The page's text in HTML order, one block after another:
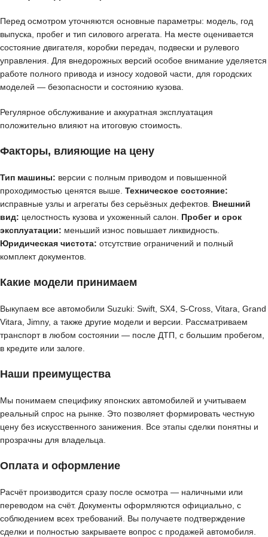
Перед осмотром уточняются основные параметры: модель, год
выпуска, пробег и тип силового агрегата. На месте оценивается
состояние двигателя, коробки передач, подвески и рулевого
управления. Для внедорожных версий особое внимание уделяется
работе полного привода и износу ходовой части, для городских
моделей — безопасности и состоянию кузова.
Регулярное обслуживание и аккуратная эксплуатация
положительно влияют на итоговую стоимость.
Факторы, влияющие на цену
Тип машины: версии с полным приводом и повышенной
проходимостью ценятся выше. Техническое состояние:
исправные узлы и агрегаты без серьёзных дефектов. Внешний
вид: целостность кузова и ухоженный салон. Пробег и срок
эксплуатации: меньший износ повышает ликвидность.
Юридическая чистота: отсутствие ограничений и полный
комплект документов.
Какие модели принимаем
Выкупаем все автомобили Suzuki: Swift, SX4, S-Cross, Vitara, Grand
Vitara, Jimny, а также другие модели и версии. Рассматриваем
транспорт в любом состоянии — после ДТП, с большим пробегом,
в кредите или залоге.
Наши преимущества
Мы понимаем специфику японских автомобилей и учитываем
реальный спрос на рынке. Это позволяет формировать честную
цену без искусственного занижения. Все этапы сделки понятны и
прозрачны для владельца.
Оплата и оформление
Расчёт производится сразу после осмотра — наличными или
переводом на счёт. Документы оформляются официально, с
соблюдением всех требований. Вы получаете подтверждение
сделки и полностью закрываете вопрос с продажей автомобиля.